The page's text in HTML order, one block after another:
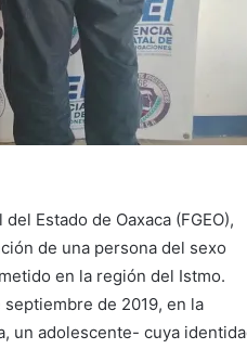
Estado de Oaxaca (FGEO),
de una persona del sexo
en la región del Istmo.
de 2019, en la
un adolescente- cuya